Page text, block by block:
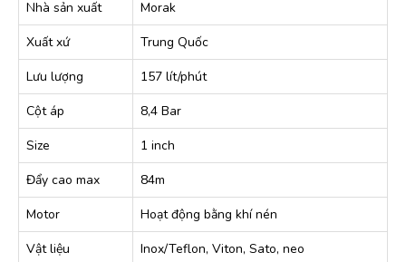
Nhà sản xuất
Morak
Xuất xứ
Trung Quốc
Lưu lượng
157 lít/phút
Cột áp
8,4 Bar
Size
1 inch
Đẩy cao max
84m
Motor
Hoạt động bằng khí nén
Vật liệu
Inox/Teflon, Viton, Sato, neo